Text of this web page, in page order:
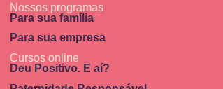
Nossos programas
Para sua família
Para sua empresa
Cursos online
Deu Positivo. E aí?